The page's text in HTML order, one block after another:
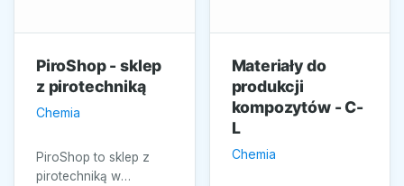
PiroShop - sklep
z pirotechniką
Chemia
PiroShop to sklep z
pirotechniką w
Materiały do
produkcji
kompozytów - C-
L
Chemia